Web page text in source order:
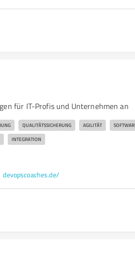
für IT-Profis und Unternehmen an
QUALITÄTSSICHERUNG AGILITÄT
INTEGRATION
devopscoaches.de/